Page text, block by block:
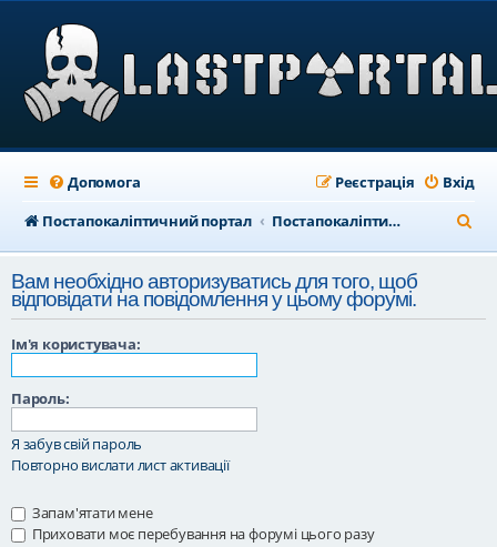
Допомога Вхід
Реєстрація
Постапокаліптичний портал
Постапокаліптичний форум
о
у
Вам необхідно авторизуватись для того, щоб
відповідати на повідомлення у цьому форумі.
Ім'я користувача:
Пароль:
Я забув свій пароль
Повторно вислати лист активації
Запам'ятати мене
Приховати моє перебування на форумі цього разу